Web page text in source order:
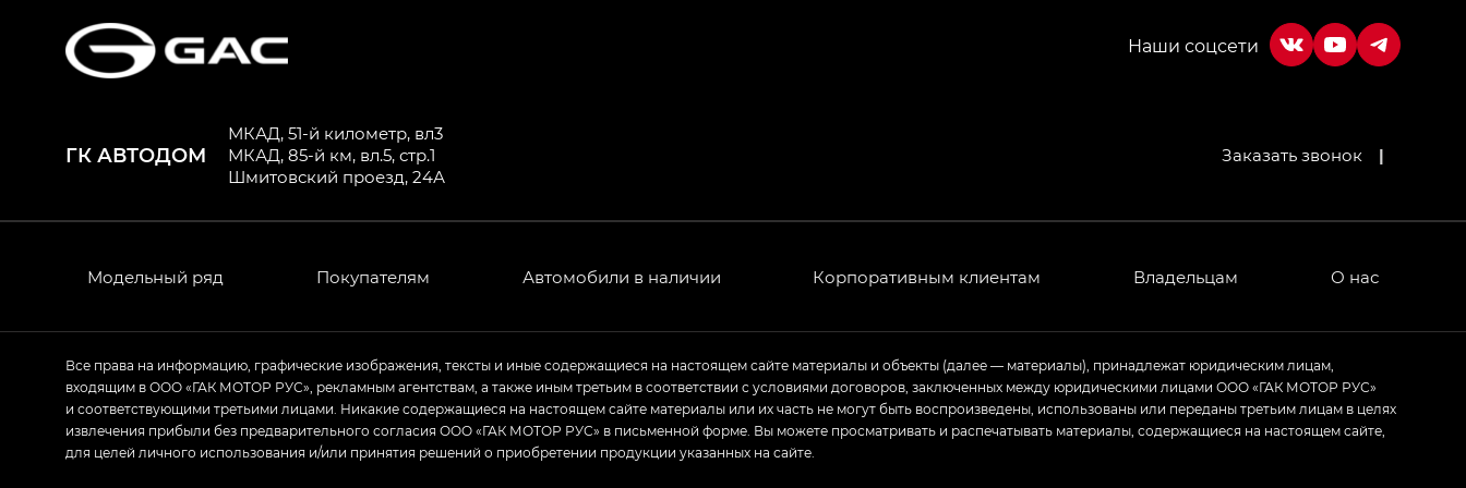
ГК АВТОДОМ
МКАД, 51-й километр, вл3
МКАД, 85-й км, вл.5, стр.1
Шмитовский проезд, 24А
Заказать звонок |
Модельный ряд Покупателям Автомобили в наличии Корпоративным клиентам Владельцам О нас
Все права на информацию, графические изображения, тексты и иные содержащиеся на настоящем сайте материалы и объекты (далее — материалы), принадлежат юридическим лицам,
входящим в ООО «ГАК МОТОР РУС», рекламным агентствам, а также иным третьим в соответствии с условиями договоров, заключенных между юридическими лицами ООО «ГАК МОТОР РУС»
и соответствующими третьими лицами. Никакие содержащиеся на настоящем сайте материалы или их часть не могут быть воспроизведены, использованы или переданы третьим лицам в целях
извлечения прибыли без предварительного согласия ООО «ГАК МОТОР РУС» в письменной форме. Вы можете просматривать и распечатывать материалы, содержащиеся на настоящем сайте,
для целей личного использования и/или принятия решений о приобретении продукции указанных на сайте.